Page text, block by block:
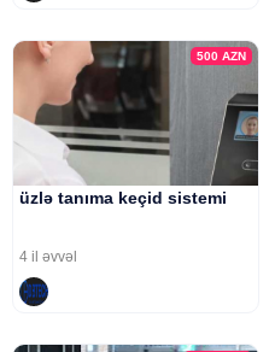
500AZN
üzlə tanıma keçid sistemi
4 il əvvəl